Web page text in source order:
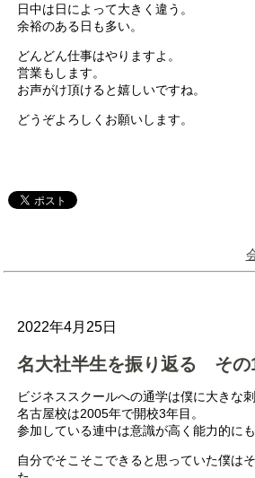
日中は日によって大きく違う。
余裕のある日も多い。
どんどん仕事はやりますよ。
営業もします。
お声がけ頂けると嬉しいですね。
どうぞよろしくお願いします。
2022年4月25日
名大社半生を振り返る その
ビジネススクールへの通学は僕に大きな
名古屋校は2005年で開校3年目。
参加している連中は意識が高く能力的にも
自分でそこそこできると思っていた僕は